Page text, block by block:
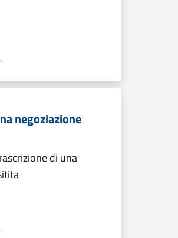
negoziazione
di una